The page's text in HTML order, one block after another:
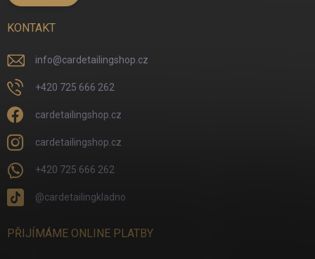
KONTAKT
info@cardetailingshop.cz
+420 725 666 262
cardetailingshop.cz
cardetailingshop.cz
+420 725 666 262
@cardetailingkladno
PŘIJÍMÁME ONLINE PLATBY